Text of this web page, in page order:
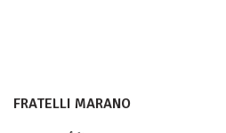
FRATELLI MARANO